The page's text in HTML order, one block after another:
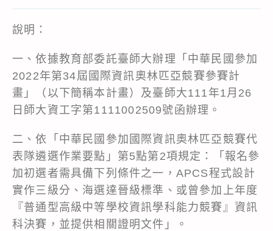
說明：
一、依據教育部委託臺師大辦理「中華民國參加
2022年第34屆國際資訊奧林匹亞競賽參賽計
畫」（以下簡稱本計畫）及臺師大111年1月26
日師大資工字第1111002509號函辦理。
二、依「中華民國參加國際資訊奧林匹亞競賽代
表隊遴選作業要點」第5點第2項規定：「報名參
加初選者需具備下列條件之一，APCS程式設計
實作三級分、海選達晉級標準、或曾參加上年度
『普通型高級中等學校資訊學科能力競賽』資訊
科決賽，並提供相關證明文件」。